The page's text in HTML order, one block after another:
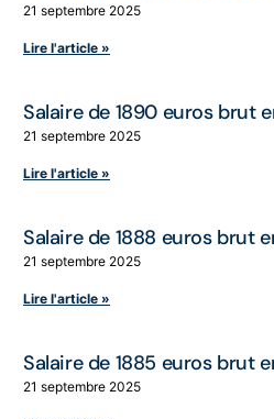
21 septembre 2025
Lire l'article »
Salaire de 1890 euros brut
21 septembre 2025
Lire l'article »
Salaire de 1888 euros brut
21 septembre 2025
Lire l'article »
Salaire de 1885 euros brut
21 septembre 2025